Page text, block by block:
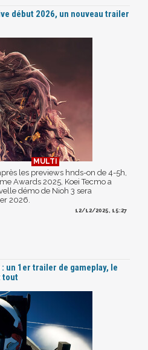
début 2026, un nouveau trailer
les previews hnds-on de 4-5h,
Awards 2025, Koei Tecmo a
démo de Nioh 3 sera
2026.
12/12/2025, 15:27
un 1er trailer de gameplay, le
tout